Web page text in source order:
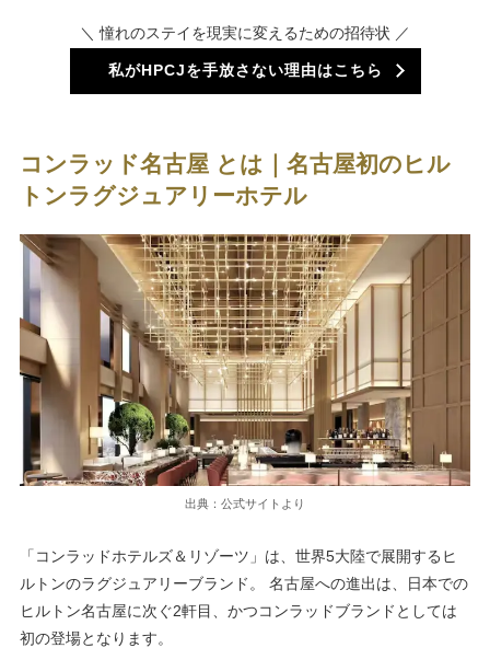
＼ 憧れのステイを現実に変えるための招待状 ／
私がHPCJを手放さない理由はこちら
コンラッド名古屋 とは｜名古屋初のヒル
トンラグジュアリーホテル
出典：公式サイトより
「コンラッドホテルズ＆リゾーツ」は、世界5大陸で展開するヒ
ルトンのラグジュアリーブランド。 名古屋への進出は、日本での
ヒルトン名古屋に次ぐ2軒目、かつコンラッドブランドとしては
初の登場となります。